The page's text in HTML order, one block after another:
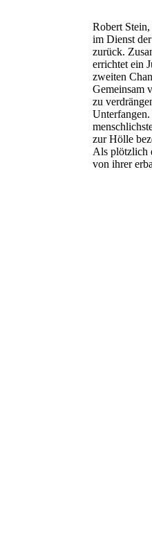
Robert
im Dienst
zurück.
errichtet ein
zweiten
Gemeinsam
zu
zur Hölle
Als plötzlich
von ihrer